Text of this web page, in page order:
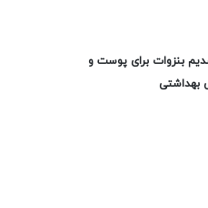
بنزوات برای پوست و